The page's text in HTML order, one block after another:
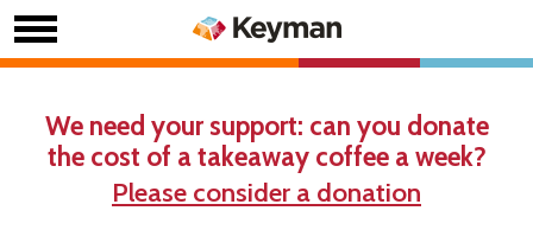
We need your support: can you donate
the cost of a takeaway coffee a week?
Please consider a donation